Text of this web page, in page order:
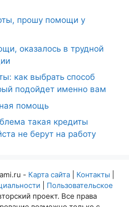
прошу помощи у
оказалось в трудной
как выбрать способ
подойдет именно вам
помощь
такая кредиты
не берут на работу
- Карта сайта| Контакты
Пользовательское
проект. Все права